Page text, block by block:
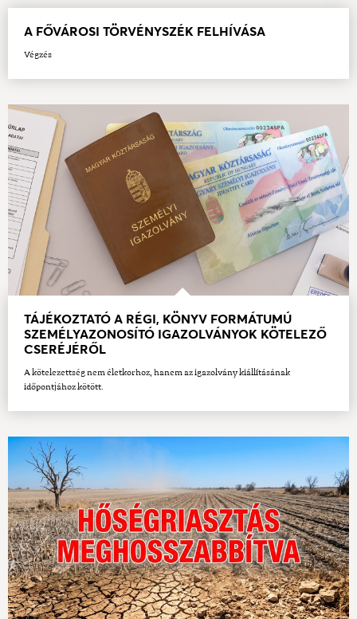
A FŐVÁROSI TÖRVÉNYSZÉK FELHÍVÁSA
Végzés
TÁJÉKOZTATÓ A RÉGI, KÖNYV FORMÁTUMÚ
SZEMÉLYAZONOSÍTÓ IGAZOLVÁNYOK KÖTELEZŐ
CSERÉJÉRŐL
A kötelezettség nem életkorhoz, hanem az igazolvány kiállításának
időpontjához kötött.